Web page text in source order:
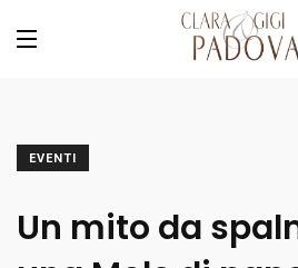
EVENTI
Un mito da